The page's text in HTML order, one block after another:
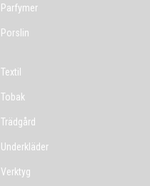
Parfymer
Porslin
Textil
Tobak
Trädgård
Underkläder
Verktyg